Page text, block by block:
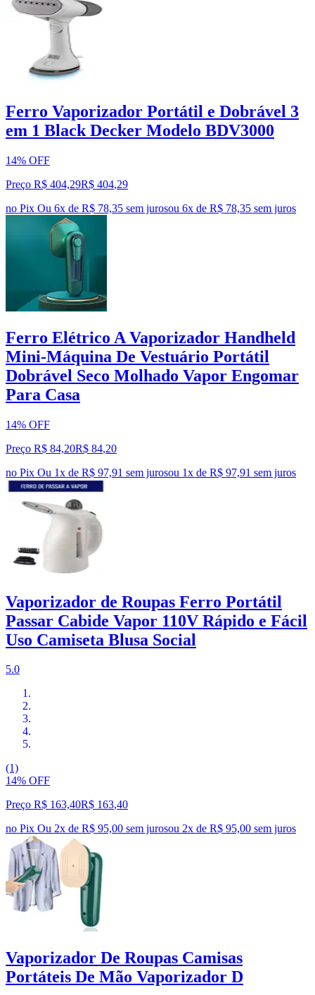
Ferro Vaporizador Portátil e Dobrável 3
em 1 Black Decker Modelo BDV3000
14% OFF
Preço R$ 404,29R$ 404,29
no Pix Ou 6x de R$ 78,35 sem jurosou 6x de R$ 78,35 sem juros
Ferro Elétrico A Vaporizador Handheld
Mini-Máquina De Vestuário Portátil
Dobrável Seco Molhado Vapor Engomar
Para Casa
14% OFF
Preço R$ 84,20R$ 84,20
no Pix Ou 1x de R$ 97,91 sem jurosou 1x de R$ 97,91 sem juros
Vaporizador de Roupas Ferro Portátil
Passar Cabide Vapor 110V Rápido e Fácil
Uso Camiseta Blusa Social
5.0
(1)
14% OFF
Preço R$ 163,40R$ 163,40
no Pix Ou 2x de R$ 95,00 sem jurosou 2x de R$ 95,00 sem juros
Vaporizador De Roupas Camisas
Portáteis De Mão Vaporizador D